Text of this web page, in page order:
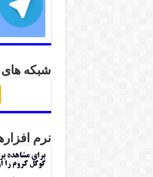
شبکه
نرم
برای مشاهده
گوگل کروم را